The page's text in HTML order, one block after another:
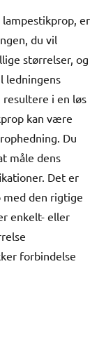
er
du vil
størrelser, og
ledningens
i en løs
kan være
Du
måle dens
Det er
den rigtige
enkelt- eller
forbindelse